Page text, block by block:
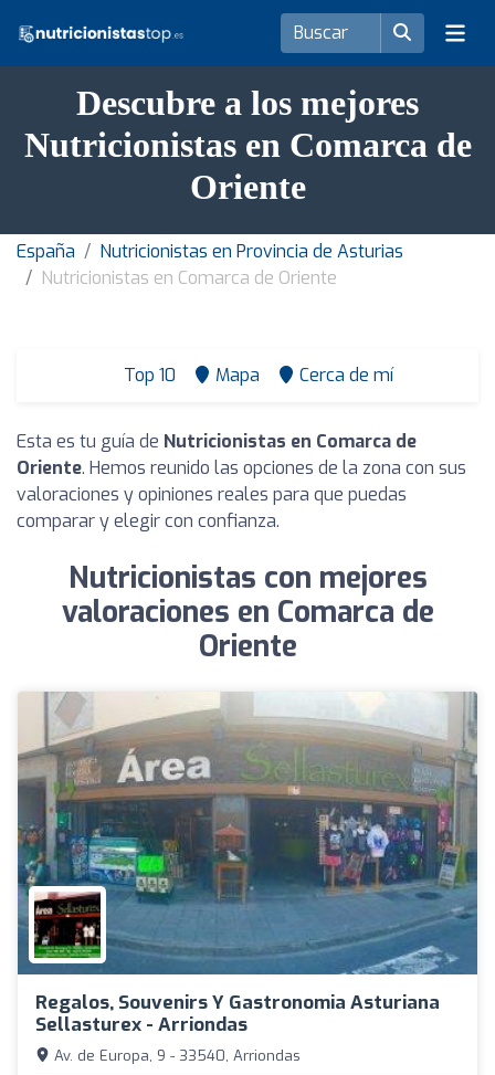
Descubre a los mejores
Nutricionistas en Comarca de
Oriente
España
Nutricionistas en Provincia de Asturias
Nutricionistas en Comarca de Oriente
Top 10 Mapa Cerca de mí
Esta es tu guía de Nutricionistas en Comarca de
Oriente. Hemos reunido las opciones de la zona con sus
valoraciones y opiniones reales para que puedas
comparar y elegir con confianza.
Nutricionistas con mejores
valoraciones en Comarca de
Oriente
Regalos, Souvenirs Y Gastronomia Asturiana
Sellasturex - Arriondas
Av. de Europa, 9 - 33540, Arriondas